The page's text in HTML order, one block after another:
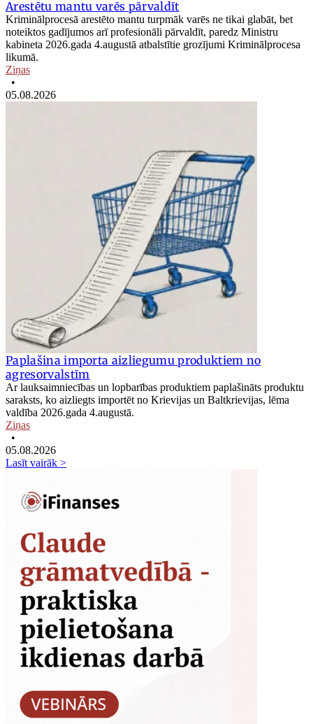
Arestētu mantu varēs pārvaldīt
Kriminālprocesā arestēto mantu turpmāk varēs ne tikai glabāt, bet
noteiktos gadījumos arī profesionāli pārvaldīt, paredz Ministru
kabineta 2026.gada 4.augustā atbalstītie grozījumi Kriminālprocesa
likumā.
Ziņas
•
05.08.2026
Paplašina importa aizliegumu produktiem no
agresorvalstīm
Ar lauksaimniecības un lopbarības produktiem paplašināts produktu
saraksts, ko aizliegts importēt no Krievijas un Baltkrievijas, lēma
valdība 2026.gada 4.augustā.
Ziņas
•
05.08.2026
Lasīt vairāk >